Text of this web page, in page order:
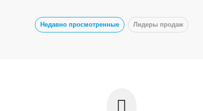
Недавно просмотренные Лидеры продаж